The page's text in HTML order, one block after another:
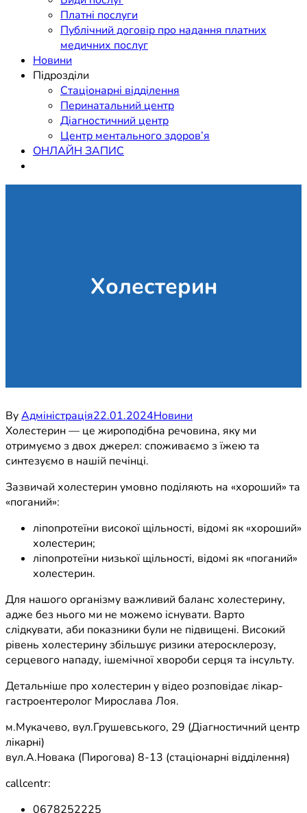
Платні послуги
Публічний договір про надання платних
медичних послуг
Новини
Підрозділи
Стаціонарні відділення
Перинатальний центр
Діагностичний центр
Центр ментального здоров’я
ОНЛАЙН ЗАПИС
Холестерин
ByАдміністрація22.01.2024Новини
Холестерин — це жироподібна речовина, яку ми
отримуємо з двох джерел: споживаємо з їжею та
синтезуємо в нашій печінці.
Зазвичай холестерин умовно поділяють на «хороший» та
«поганий»:
ліпопротеїни високої щільності, відомі як «хороший»
холестерин;
ліпопротеїни низької щільності, відомі як «поганий»
холестерин.
Для нашого організму важливий баланс холестерину,
адже без нього ми не можемо існувати. Варто
слідкувати, аби показники були не підвищені. Високий
рівень холестерину збільшує ризики атеросклерозу,
серцевого нападу, ішемічної хвороби серця та інсульту.
Детальніше про холестерин у відео розповідає лікар-
гастроентеролог Мирослава Лоя.
м.Мукачево, вул.Грушевського, 29 (Діагностичний центр
лікарні)
вул.А.Новака (Пирогова) 8-13 (стаціонарні відділення)
callcentr:
0678252225